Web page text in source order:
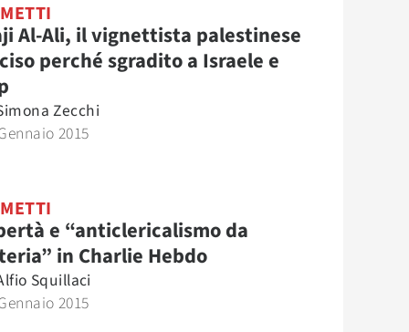
Al-Ali, il vignettista palestinese
perché sgradito a Israele e
Zecchi
2015
e “anticlericalismo da
in Charlie Hebdo
Squillaci
2015